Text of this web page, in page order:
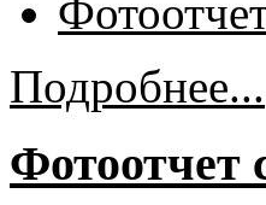
Подробнее...
Фотоотчет